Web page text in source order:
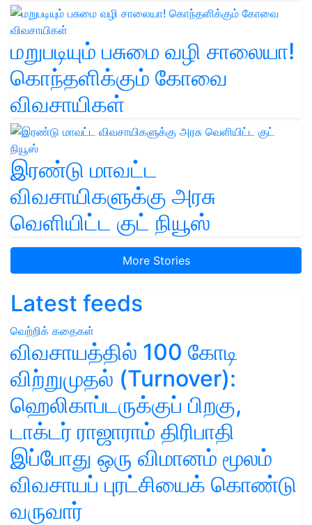
மறுபடியும் பசுமை வழி சாலையா!
கொந்தளிக்கும் கோவை
விவசாயிகள்
இரண்டு மாவட்ட
விவசாயிகளுக்கு அரசு
வெளியிட்ட குட் நியூஸ்
More Stories
Latest feeds
வெற்றிக் கதைகள்
விவசாயத்தில் 100 கோடி
விற்றுமுதல் (Turnover):
ஹெலிகாப்டருக்குப் பிறகு,
டாக்டர் ராஜாராம் திரிபாதி
இப்போது ஒரு விமானம் மூலம்
விவசாயப் புரட்சியைக் கொண்டு
வருவார்